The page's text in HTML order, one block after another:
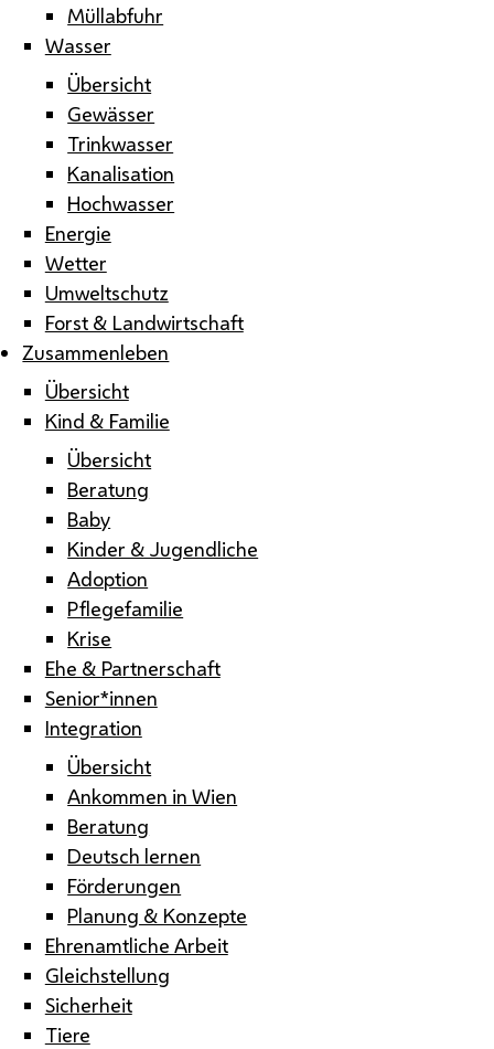
Müllabfuhr
Wasser
Übersicht
Gewässer
Trinkwasser
Kanalisation
Hochwasser
Energie
Wetter
Umweltschutz
Forst & Landwirtschaft
Zusammenleben
Übersicht
Kind & Familie
Übersicht
Beratung
Baby
Kinder & Jugendliche
Adoption
Pflegefamilie
Krise
Ehe & Partnerschaft
Senior*innen
Integration
Übersicht
Ankommen in Wien
Beratung
Deutsch lernen
Förderungen
Planung & Konzepte
Ehrenamtliche Arbeit
Gleichstellung
Sicherheit
Tiere